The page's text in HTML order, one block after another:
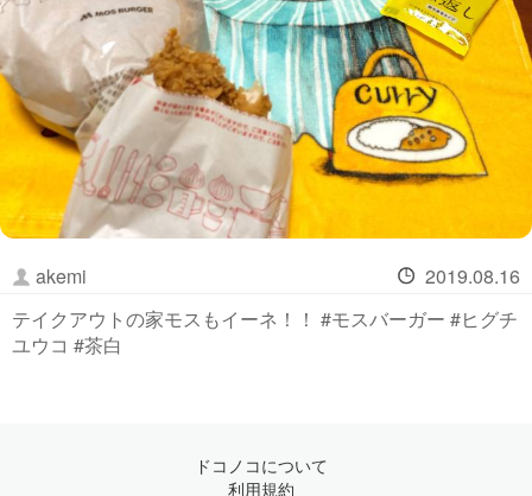
akemi
2019.08.16
テイクアウトの家モスもイーネ！！ #モスバーガー #ヒグチ
ユウコ #茶白
ドコノコについて
利用規約